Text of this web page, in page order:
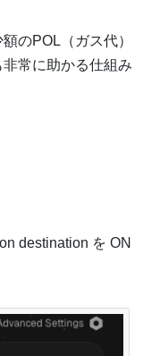
のPOL（ガス代）
常に助かる仕組み
destination を ON